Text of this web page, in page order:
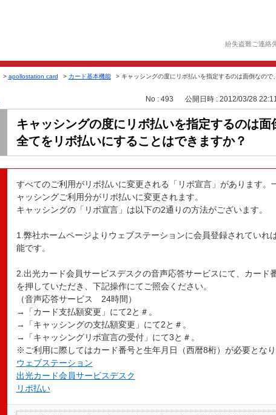
紛失盗難ご連絡
> apollostation card > カード基本機能 > キャッシングの度にリボ払いを指定するのは面倒なので
No : 493 公開日時 : 2012/03/28
キャッシングの度にリボ払いを指定するのは
全てをリボ払いにすることはできますか？
すべてのご利用がリボ払いに変更される「リボ宣言」があります。
ャッシングご利用分がリボ払いに変更されます。
キャッシングの「リボ宣言」は以下の2通りの方法がございます。
1.弊社ホームページよりウェブステーションに会員登録されていれ
能です。
2.出光カード会員サービスデスクの音声応答サービスにて、カード
を押していただき、下記操作にてご照会ください。
（音声応答サービス 24時間）
→「カード支払額変更」にて2と＃。
→「キャッシングの支払額変更」にて2と＃。
→「キャッシングリボ宣言の受付」にて3と＃。
※ご利用に際してはカード番号と生年月日（西暦8桁）が必要となり
ウェブステーション
出光カード会員サービスデスク
リボ払い